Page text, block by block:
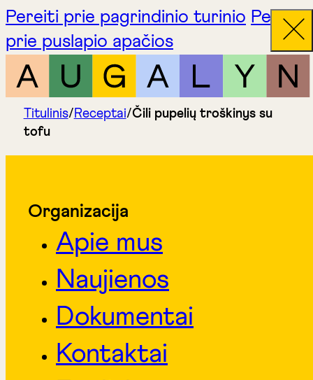
Pereiti prie pagrindinio turinio Pereiti
prie puslapio apačios
Titulinis/Receptai/Čili pupelių troškinys su
tofu
Organizacija
Apie mus
Naujienos
Dokumentai
Kontaktai